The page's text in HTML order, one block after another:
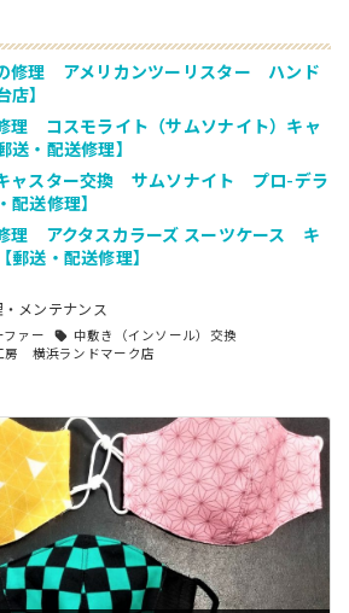
修理 アメリカンツーリスター ハンド
店】
理 コスモライト（サムソナイト）キャ
送・配送修理】
ャスター交換 サムソナイト プロ-デラ
配送修理】
理 アクタスカラーズ スーツケース キ
郵送・配送修理】
メンテナンス
ファー
中敷き（インソール）交換
房 横浜ランドマーク店